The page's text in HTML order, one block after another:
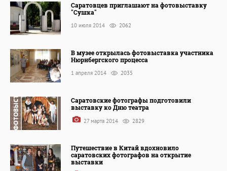
Саратовцев приглашают на фотовыставку
"Сушка"
10 июля 2014 2062
В музее открылась фотовыставка участника
Нюрнбергского процесса
1 апреля 2014 2035
Саратовские фотографы подготовили
выставку ко Дню театра
27 марта 2014 2829
Путешествие в Китай вдохновило
саратовских фотографов на открытие
выставки